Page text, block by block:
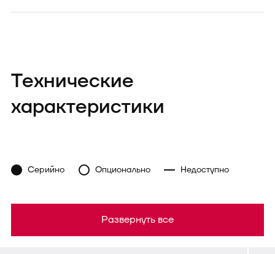
Технические
характеристики
Серийно Опционально Недоступно
Развернуть все